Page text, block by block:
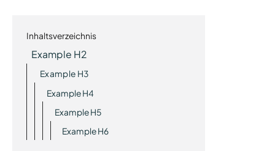
Inhaltsverzeichnis
Example H2
Example H3
Example H4
Example H5
Example H6